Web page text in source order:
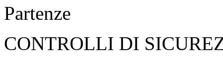
Partenze
CONTROLLI DI